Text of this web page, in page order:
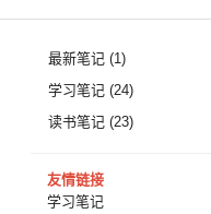
最新笔记 (1)
学习笔记 (24)
读书笔记 (23)
友情链接
学习笔记